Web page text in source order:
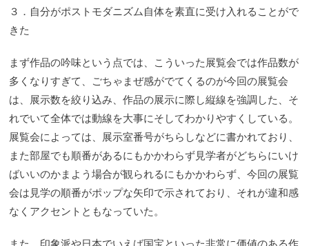
３．自分がポストモダニズム自体を素直に受け入れることがで
きた
まず作品の吟味という点では、こういった展覧会では作品数が
多くなりすぎて、ごちゃまぜ感がでてくるのが今回の展覧会
は、展示数を絞り込み、作品の展示に際し縦線を強調した、そ
れでいて全体では動線を大事にそしてわかりやすくしている。
展覧会によっては、展示室番号がちらしなどに書かれており、
また部屋でも順番があるにもかかわらず見学者がどちらにいけ
ばいいのかまよう場合が観られるにもかかわらず、今回の展覧
会は見学の順番がポップな矢印で示されており、それが違和感
なくアクセントともなっていた。
また、印象派や日本でいえば国宝といった非常に価値のある作